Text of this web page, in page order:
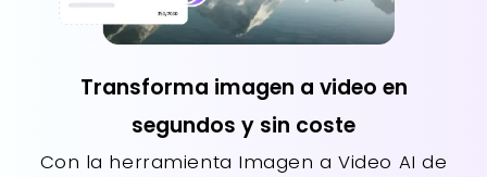
Transforma imagen a video en
segundos y sin coste
Con la herramienta Imagen a Video AI de